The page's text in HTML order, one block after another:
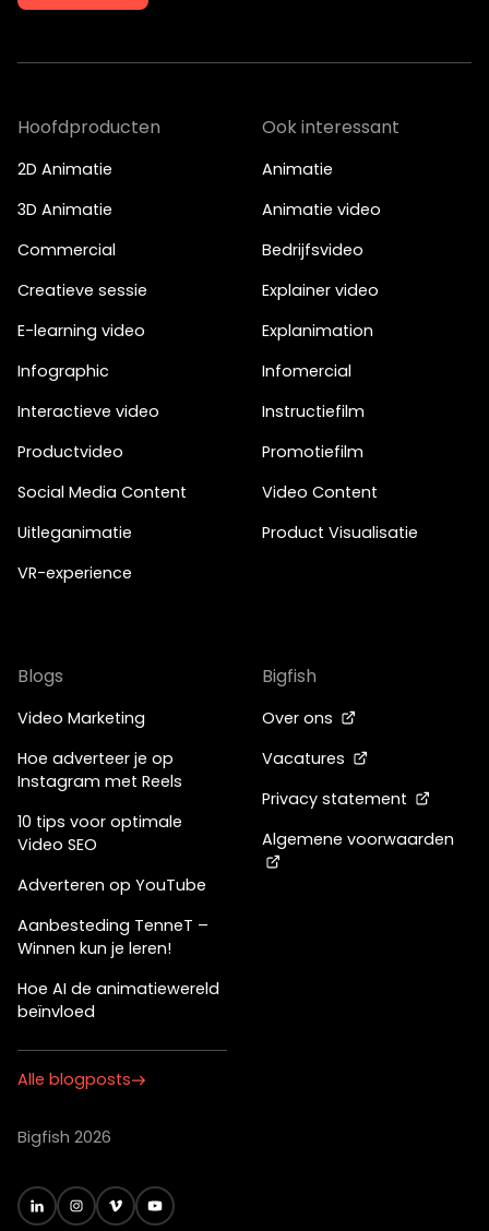
Hoofdproducten
2D Animatie
3D Animatie
Commercial
Creatieve sessie
E-learning video
Infographic
Interactieve video
Productvideo
Social Media Content
Uitleganimatie
VR-experience
Ook interessant
Animatie
Animatie video
Bedrijfsvideo
Explainer video
Explanimation
Infomercial
Instructiefilm
Promotiefilm
Video Content
Product Visualisatie
Blogs
Video Marketing
Hoe adverteer je op
Instagram met Reels
10 tips voor optimale
Video SEO
Adverteren op YouTube
Aanbesteding TenneT –
Winnen kun je leren!
Hoe AI de animatiewereld
beïnvloed
Alle blogposts
Bigfish
Over ons
Vacatures
Privacy statement
Algemene voorwaarden
Bigfish 2026